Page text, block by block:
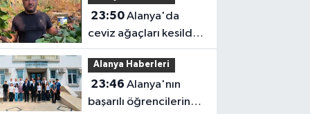
23:50Alanya'da
ceviz ağaçları kesildi,
vatandaş isyan etti
Alanya Haberleri
23:46 Alanya'nın
başarılı öğrencilerine